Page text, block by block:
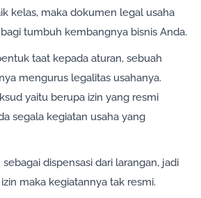
kelas, maka dokumen legal usaha
tumbuh kembangnya bisnis Anda.
taat kepada aturan, sebuah
mengurus legalitas usahanya.
yaitu berupa izin yang resmi
segala kegiatan usaha yang
dispensasi dari larangan, jadi
maka kegiatannya tak resmi.